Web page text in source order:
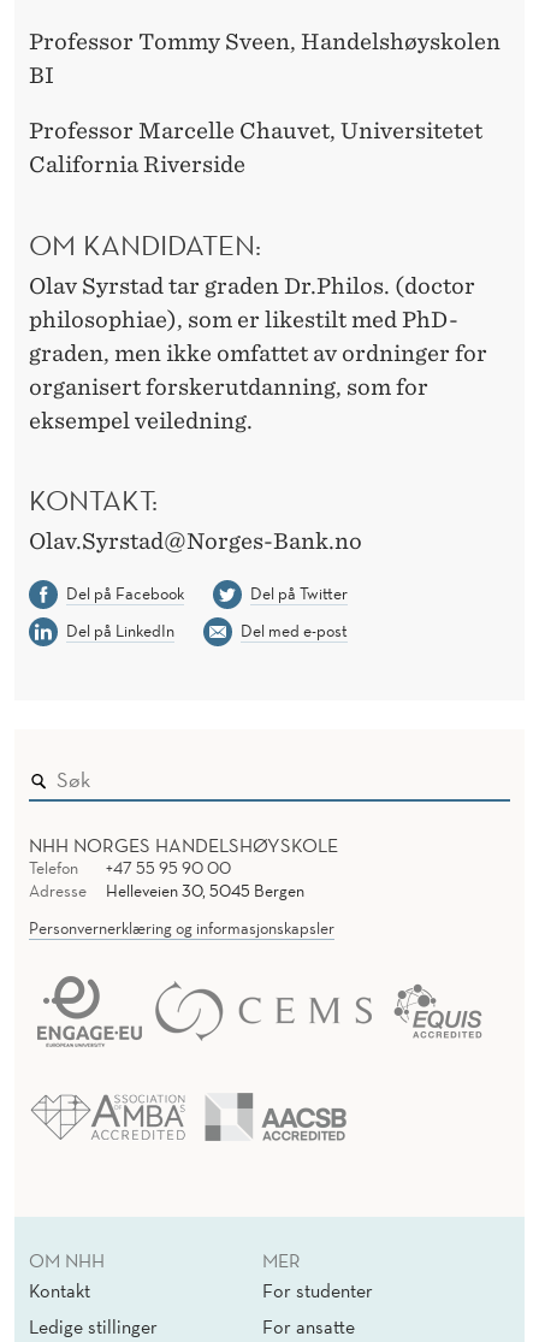
Professor Tommy Sveen, Handelshøyskolen
BI
Professor Marcelle Chauvet, Universitetet
California Riverside
OM KANDIDATEN:
Olav Syrstad tar graden Dr.Philos. (doctor
philosophiae), som er likestilt med PhD-
graden, men ikke omfattet av ordninger for
organisert forskerutdanning, som for
eksempel veiledning.
KONTAKT:
Olav.Syrstad@Norges-Bank.no
Del på Facebook
Del på Twitter
Del på LinkedIn
Del med e-post
NHH NORGES HANDELSHØYSKOLE
Telefon
+47 55 95 90 00
Adresse
Helleveien 30, 5045 Bergen
Personvernerklæring og informasjonskapsler
OM NHH
Kontakt
Ledige stillinger
MER
For studenter
For ansatte